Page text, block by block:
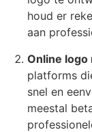
houd er
aan
Online logo
platforms
snel en
meestal